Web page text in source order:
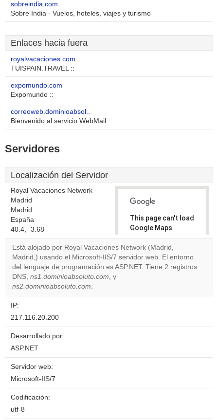
sobreindia.com
Sobre India - Vuelos, hoteles, viajes y turismo
Enlaces hacia fuera
royalvacaciones.com
TUISPAIN.TRAVEL ::
expomundo.com
Expomundo ::
correoweb.dominioabsol..
Bienvenido al servicio WebMail
Servidores
Localización del Servidor
Royal Vacaciones Network
Madrid
Madrid
España
40.4, -3.68
This page can't load
Google Maps
correctly.
Do you
own this
OK
Está alojado por Royal Vacaciones Network (Madrid,
Madrid,) usando el Microsoft-IIS/7 servidor web. El entorno
del lenguaje de programación es ASP.NET. Tiene 2 registros
DNS, ns1.dominioabsoluto.com, y
ns2.dominioabsoluto.com.
IP:
217.116.20.200
Desarrollado por:
ASP.NET
Servidor web:
Microsoft-IIS/7
Codificación:
utf-8